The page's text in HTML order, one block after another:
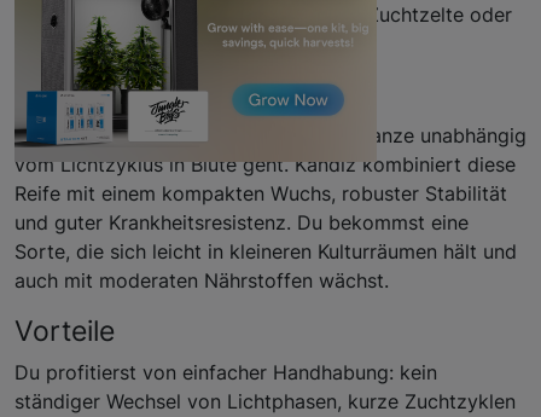
schnelle Ernte – perfekt für kompakte Zuchtzelte oder
Balkon-Setups.
Eigenschaften
Autoflowering bedeutet, dass deine Pflanze unabhängig
vom Lichtzyklus in Blüte geht. Kandiz kombiniert diese
Reife mit einem kompakten Wuchs, robuster Stabilität
und guter Krankheitsresistenz. Du bekommst eine
Sorte, die sich leicht in kleineren Kulturräumen hält und
auch mit moderaten Nährstoffen wächst.
Vorteile
Du profitierst von einfacher Handhabung: kein
ständiger Wechsel von Lichtphasen, kurze Zuchtzyklen